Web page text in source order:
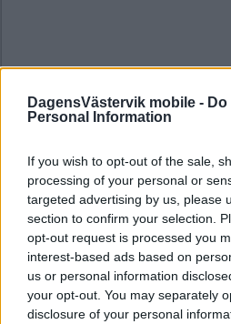
DagensVästervik mobile -
Personal Information
If you wish to opt-out of the sale,
processing of your personal or
targeted advertising by us, please
section to confirm your selection.
opt-out request is processed you
interest-based ads based on
us or personal information
your opt-out. You may separately
disclosure of your personal